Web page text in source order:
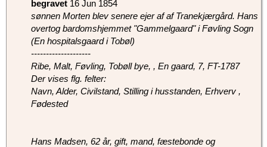
begravet ‎16 Jun 1854
sønnen Morten blev senere ejer af af Tranekjærgård. Hans
overtog bardomshjemmet "Gammelgaard" i Føvling Sogn
(En hospitalsgaard i Tobøl)
--------------------
Ribe, Malt, Føvling, Tobøll bye, , En gaard, 7, FT-1787
Der vises flg. felter:
Navn, Alder, Civilstand, Stilling i husstanden, Erhverv ,
Fødested
Hans Madsen, 62 år, gift, mand, fæstebonde og